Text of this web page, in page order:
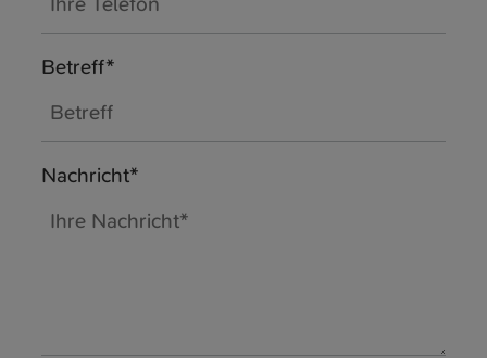
Betreff*
Nachricht*